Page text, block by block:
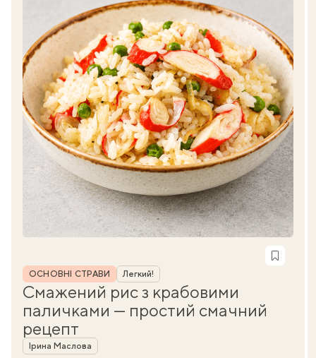
Рубрика
ОСНОВНІ СТРАВИ Легкий!
Смажений рис з крабовими
паличками — простий смачний
рецепт
Автор
Ірина Маслова